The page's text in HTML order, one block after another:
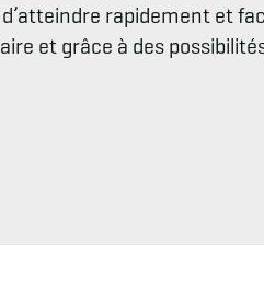
rapidement et
et grâce à des